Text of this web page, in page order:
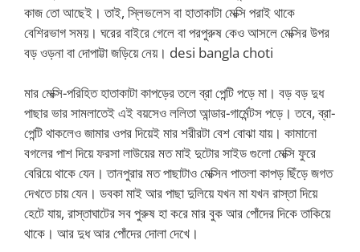
কাজ তো আছেই। তাই, স্লিভলেস বা হাতাকাটা মেক্সি পরাই থাকে
বেশিরভাগ সময়। ঘরের বাইরে গেলে বা পরপুরুষ কেও আসলে মেক্সির উপর
বড় ওড়না বা দোপাট্টা জড়িয়ে নেয়। desi bangla choti
মার মেক্সি-পরিহিত হাতাকাটা কাপড়ের তলে ব্রা পেন্টি পড়ে মা। বড় বড় দুধ
পাছার ভার সামলাতেই এই বয়সেও ললিতা আন্ডার-গার্মেন্টস পড়ে। তবে, ব্রা-
পেন্টি থাকলেও জামার ওপর দিয়েই মার শরীরটা বেশ বোঝা যায়। কামানো
বগলের পাশ দিয়ে ফরসা লাউয়ের মত মাই দুটোর সাইড গুলো মেক্সি ফুরে
বেরিয়ে থাকে যেন। তানপুরার মত পাছাটাও মেক্সিন পাতলা কাপড় ছিঁড়ে জগত
দেখতে চায় যেন। ডবকা মাই আর পাছা দুলিয়ে যখন মা যখন রাস্তা দিয়ে
হেটে যায়, রাস্তাঘাটের সব পুরুষ হা করে মার বুক আর পোঁদের দিকে তাকিয়ে
থাকে। আর দুধ আর পোঁদের দোলা দেখে।